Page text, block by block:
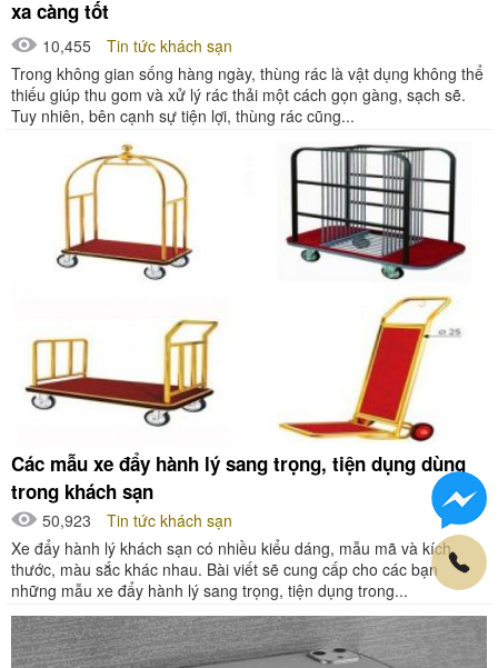
xa càng tốt
10,455
Tin tức khách sạn
Trong không gian sống hàng ngày, thùng rác là vật dụng không thể
thiếu giúp thu gom và xử lý rác thải một cách gọn gàng, sạch sẽ.
Tuy nhiên, bên cạnh sự tiện lợi, thùng rác cũng...
Các mẫu xe đẩy hành lý sang trọng, tiện dụng dùng
trong khách sạn
50,923
Tin tức khách sạn
Xe đẩy hành lý khách sạn có nhiều kiểu dáng, mẫu mã và kích
thước, màu sắc khác nhau. Bài viết sẽ cung cấp cho các bạn
những mẫu xe đẩy hành lý sang trọng, tiện dụng trong...